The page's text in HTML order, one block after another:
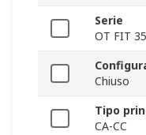
Serie
OT FIT
Chiuso
Tipo
CA-CC